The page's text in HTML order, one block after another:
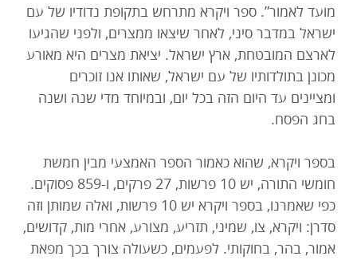
מועד לאמור”. ספר ויקרא מתרחש בתקופת נדודיו של עם
ישראל במדבר סיני, לאחר שיצאו ממצרים, ולפני שהגיעו
לארצם המובטחת, ארץ ישראל. יציאת מצרים היא מאורע
מכונן בתולדותיו של עם ישראל, שאותו אנו זוכרים
ומציינים עד היום הזה בכל יום, ובמיוחד מדי שנה ושנה
בחג הפסח.
בספר ויקרא, שהוא כאמור הספר האמצעי מבין חמשת
חומשי התורה, יש 10 פרשות, 27 פרקים, ו-859 פסוקים.
כפי שאמרנו, בספר ויקרא יש 10 פרשות, ואלה שמותן וזה
סדרן: ויקרא, צו, שמיני, תזריע, מצורע, אחרי מות, קדושים,
אמור, בהר, בחוקותי. לפעמים, כשעולה צורך בכך מפאת